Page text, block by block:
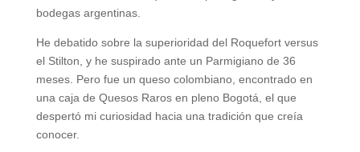
bodegas argentinas.
He debatido sobre la superioridad del Roquefort versus
el Stilton, y he suspirado ante un Parmigiano de 36
meses. Pero fue un queso colombiano, encontrado en
una caja de Quesos Raros en pleno Bogotá, el que
despertó mi curiosidad hacia una tradición que creía
conocer.